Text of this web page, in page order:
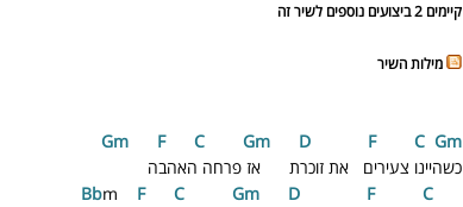
קיימים 2 ביצועים נוספים לשיר זה
מילות השיר
Gm F C Gm D F C Gm
כשהיינו צעירים את זוכרת אז פרחה האהבה
m F C Gm D F
C